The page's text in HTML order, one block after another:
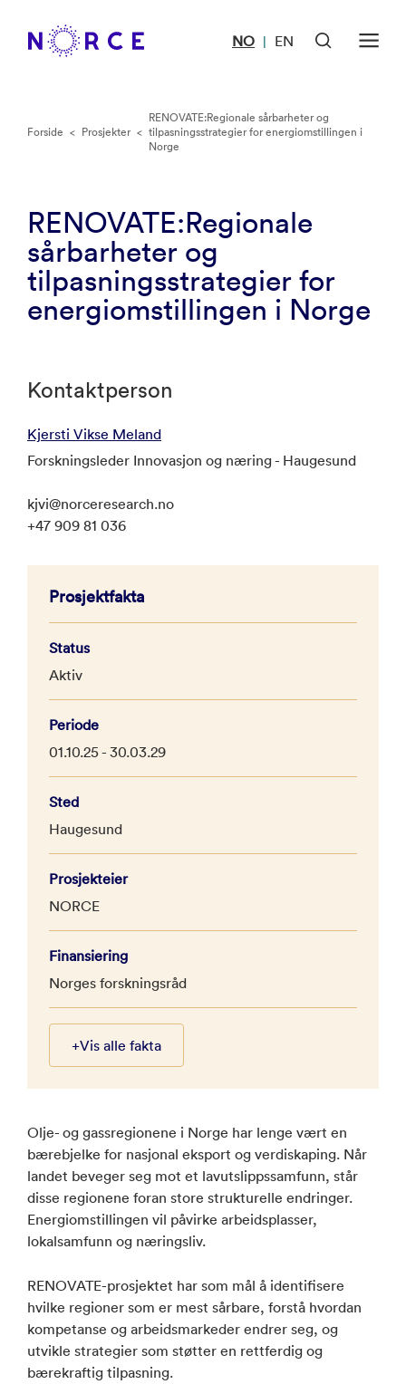
NO | EN
Forside < Prosjekter <
RENOVATE:Regionale sårbarheter og
tilpasningsstrategier for energiomstillingen i
Norge
RENOVATE:Regionale
sårbarheter og
tilpasningsstrategier for
energiomstillingen i Norge
Kontaktperson
Kjersti Vikse Meland
Forskningsleder Innovasjon og næring - Haugesund
kjvi@norceresearch.no
+47 909 81 036
Prosjektfakta
Status
Aktiv
Periode
01.10.25 - 30.03.29
Sted
Haugesund
Prosjekteier
NORCE
Finansiering
Norges forskningsråd
+Vis alle fakta
Olje- og gassregionene i Norge har lenge vært en
bærebjelke for nasjonal eksport og verdiskaping. Når
landet beveger seg mot et lavutslippssamfunn, står
disse regionene foran store strukturelle endringer.
Energiomstillingen vil påvirke arbeidsplasser,
lokalsamfunn og næringsliv.
RENOVATE-prosjektet har som mål å identifisere
hvilke regioner som er mest sårbare, forstå hvordan
kompetanse og arbeidsmarkeder endrer seg, og
utvikle strategier som støtter en rettferdig og
bærekraftig tilpasning.